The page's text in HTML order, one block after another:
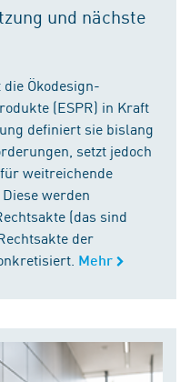
und nächste
Ökodesign-
(ESPR) in Kraft
definiert sie bislang
setzt jedoch
weitreichende
werden
(das sind
der
Mehr